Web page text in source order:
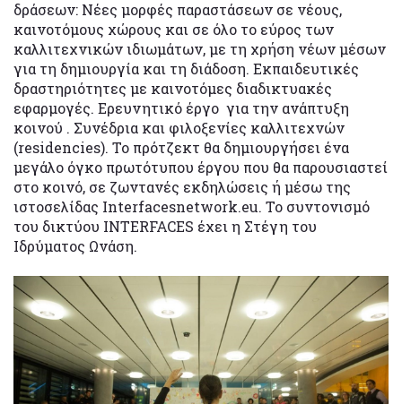
δράσεων: Νέες μορφές παραστάσεων σε νέους,
καινοτόμους χώρους και σε όλο το εύρος των
καλλιτεχνικών ιδιωμάτων, με τη χρήση νέων μέσων
για τη δημιουργία και τη διάδοση. Εκπαιδευτικές
δραστηριότητες με καινοτόμες διαδικτυακές
εφαρμογές. Ερευνητικό έργο για την ανάπτυξη
κοινού . Συνέδρια και φιλοξενίες καλλιτεχνών
(residencies). Το πρότζεκτ θα δημιουργήσει ένα
μεγάλο όγκο πρωτότυπου έργου που θα παρουσιαστεί
στο κοινό, σε ζωντανές εκδηλώσεις ή μέσω της
ιστοσελίδας Interfacesnetwork.eu. Το συντονισμό
του δικτύου INTERFACES έχει η Στέγη του
Ιδρύματος Ωνάση.